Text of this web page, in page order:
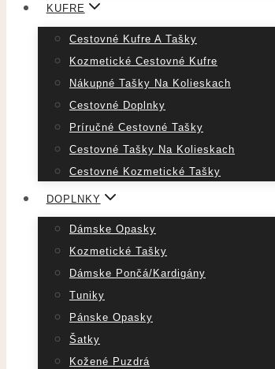
KUFRE
Cestovné Kufre A Tašky
Kozmetické Cestovné Kufre
Nákupné Tašky Na Kolieskach
Cestovné Doplnky
Príručné Cestovné Tašky
Cestovné Tašky Na Kolieskach
Cestovné Kozmetické Tašky
DOPLNKY
Dámske Opasky
Kozmetické Tašky
Dámske Pončá/Kardigány
Tuniky
Pánske Opasky
Šatky
Kožené Puzdrá